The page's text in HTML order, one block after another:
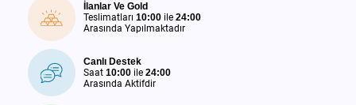
İlanlar Ve Gold
Teslimatları 10:00 ile 24:00
Arasında Yapılmaktadır
Canlı Destek
Saat 10:00 ile 24:00
Arasında Aktifdir